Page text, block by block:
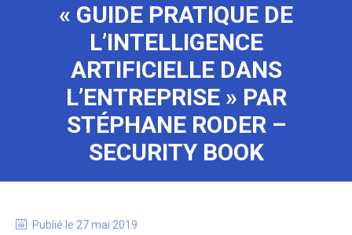
« GUIDE PRATIQUE DE
L’INTELLIGENCE
ARTIFICIELLE DANS
L’ENTREPRISE » PAR
STÉPHANE RODER –
SECURITY BOOK
Publié le 27 mai 2019